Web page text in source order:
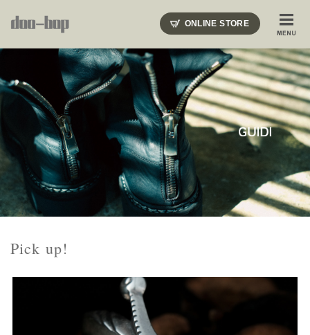
SHOP BLOG STAFF BLOG
NAKAJIMA'S BLOG
TSUKAMOTO'S BLOG
ROOTS EVENT
COLUMN SNAP ACCESS CONTACT
ONLINE STORE
Pick up!